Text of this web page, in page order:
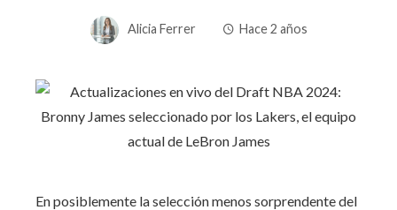
Alicia Ferrer Hace 2 años
En posiblemente la selección menos sorprendente del